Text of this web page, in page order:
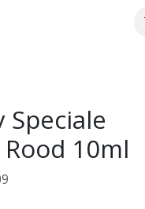
Speciale
10ml